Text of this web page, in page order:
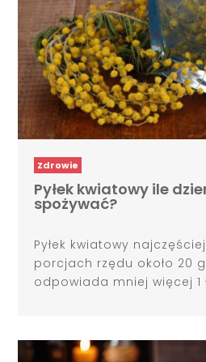
Zdrowie
Pyłek kwiatowy ile
spożywać?
Pyłek kwiatowy
porcjach rzędu około 20
odpowiada mniej więcej 1